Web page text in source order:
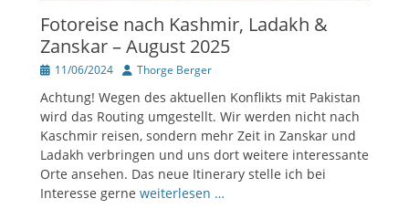
Fotoreise nach Kashmir, Ladakh &
Zanskar – August 2025
Veröffentlicht
11/06/2024 Author
Thorge Berger
Achtung! Wegen des aktuellen Konflikts mit Pakistan
wird das Routing umgestellt. Wir werden nicht nach
Kaschmir reisen, sondern mehr Zeit in Zanskar und
Ladakh verbringen und uns dort weitere interessante
Orte ansehen. Das neue Itinerary stelle ich bei
Interesse gerne weiterlesen …